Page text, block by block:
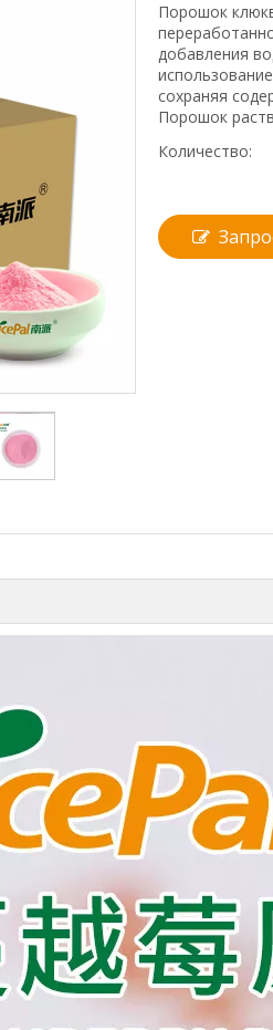
Порошок
добавления
сохраняя
Порошок
Количество: